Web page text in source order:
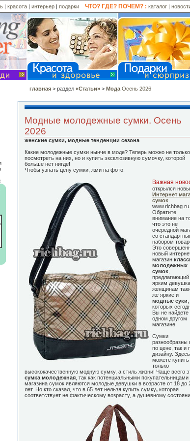
| красота | интерьер | подарки ЧТО? ГДЕ? ПОЧЕМ? : каталог |
главная > раздел «Статьи» > Мода Осень 2026
Модные молодежные сумки. Осень
2026
женские сумки, модные тенденции сезона
Какие молодежные сумки нынче в моде? Теперь можно не только
посмотреть на них, но и купить эксклюзивную сумочку, которой
больше нет нигде!
Чтобы узнать цену сумки, жми на фото:
Важная
открылся
Интернет
сумок
www.richbag.ru.
Обратите
внимание на
что это не
очередной
со
набором
Это
новый
магазин
молодежных
сумок,
предлагающий
ярким
женщинам
же яркие и
модные суки
которых
Вы не найдете
одном другом
магазине.
Сумки
разнообразны
по цене, так и
дизайну.
можете купить
только
высококачественную модную сумку, а стиль жизни! Чаще всего
сумка молодежная, так как потенциальными покупательницами
магазина сумок являются молодые девушки в возрасте от 18 до
лет. Но кто сказал, что в 65 лет нельзя купить сумку,которая
соответствует не фактическому возрасту, а душевному